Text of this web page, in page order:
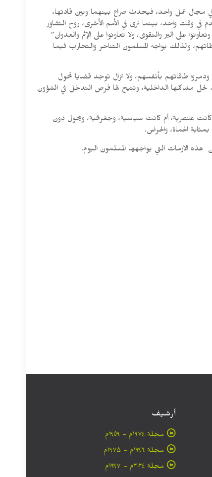
مجال عمل واحد، فيحدث صراع بينهما وبين قادتها،
في وقت واحد، بينما نرى في الأمم الأخرى، روح التشاور
على البر والتقوى، ولا تعاونوا على الإثم والعدوان”
ولذلك يواجه المسلمون التناحر والتحارب فيما
طاقاتهم بأنفسهم، ولا تزال توجد قضايا تحول
لحل مشاكلها الداخلية، وتتيح لها فرص التدخل في الشؤون
عنصرية، أم كانت سياسية، وجغرافية، ويحول دون
الحماة، والحراس.
هذه الازمات التي يواجهها المسلمون اليوم.
أرشيف
مجلة ۱۹۷٤م - ١٩٥٩م
مجلة ۱۹۹٦م - ۱۹۷۵م
مجلة ۲۰۲٤م - ۱۹۹۷م